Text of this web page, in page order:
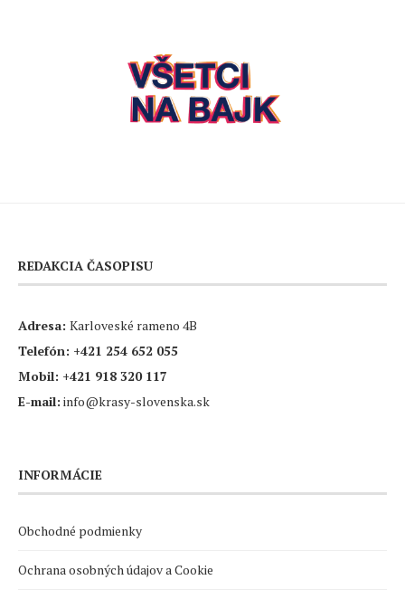
REDAKCIA ČASOPISU
Adresa: Karloveské rameno 4B
Telefón: +421 254 652 055
Mobil: +421 918 320 117
E-mail: info@krasy-slovenska.sk
INFORMÁCIE
Obchodné podmienky
Ochrana osobných údajov a Cookie